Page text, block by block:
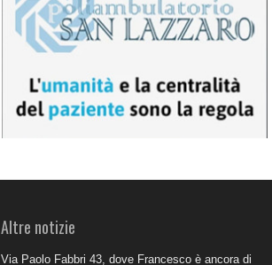
Altre notizie
Via Paolo Fabbri 43, dove Francesco è ancora di